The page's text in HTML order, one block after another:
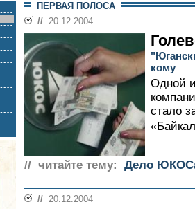
ПЕРВАЯ ПОЛОСА
// 20.12.2004
кому
Одной
стало
// читайте тему: Дело
// 20.12.2004